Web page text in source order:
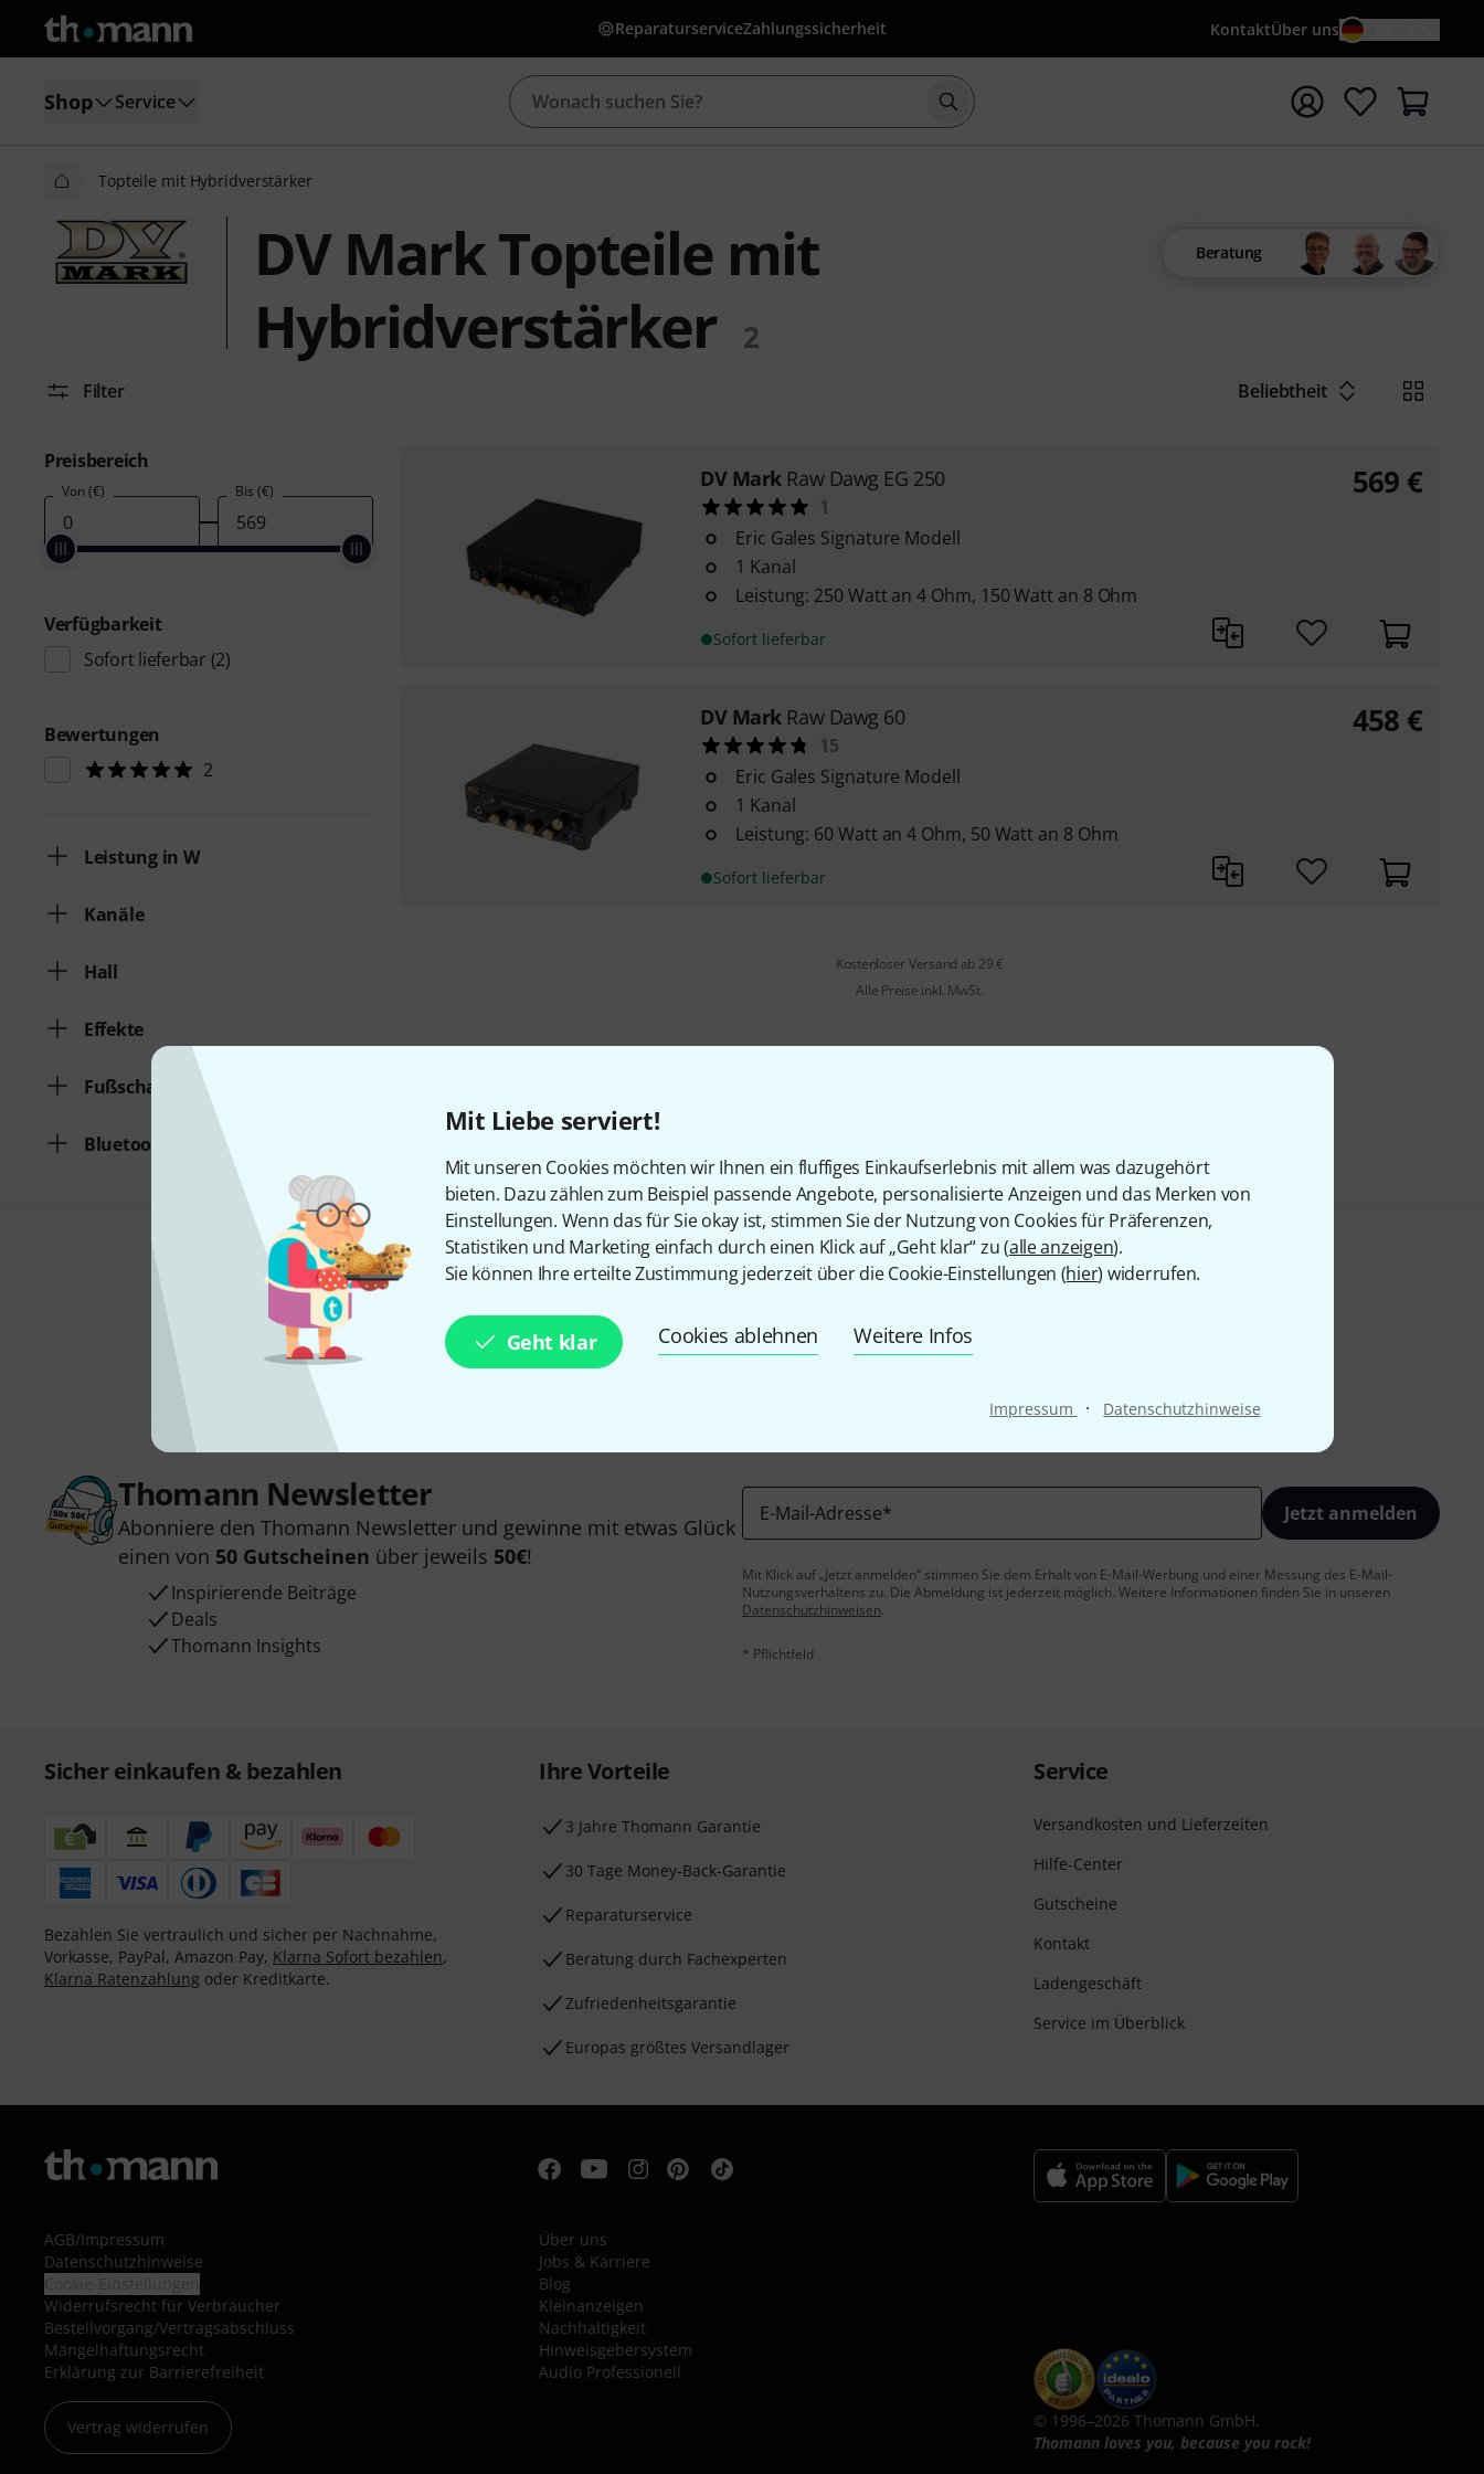
Mit Liebe serviert!
Mit unseren Cookies möchten wir Ihnen ein fluffiges Einkaufserlebnis mit allem was dazugehört
bieten. Dazu zählen zum Beispiel passende Angebote, personalisierte Anzeigen und das Merken von
Einstellungen. Wenn das für Sie okay ist, stimmen Sie der Nutzung von Cookies für Präferenzen,
Statistiken und Marketing einfach durch einen Klick auf „Geht klar“ zu (alle anzeigen).
Sie können Ihre erteilte Zustimmung jederzeit über die Cookie-Einstellungen (hier) widerrufen.
Geht klar Cookies ablehnen Weitere Infos
Impressum · Datenschutzhinweise
ReparaturserviceZahlungssicherheit KontaktÜber uns
Shop Service Suche mit Suchwort {searchTerm} starten
Topteile mit Hybridverstärker
DV Mark Topteile mit
Hybridverstärker
2
Beratung
Filter Beliebtheit
Preisbereich
Von (€) Bis (€)
Verfügbarkeit
Sofort lieferbar (2)
Bewertungen
2
Leistung in W
Kanäle
Hall
Effekte
Fußschalter
Bluetooth
DV Mark Raw Dawg EG 250
1
Eric Gales Signature Modell
1 Kanal
Leistung: 250 Watt an 4 Ohm, 150 Watt an 8 Ohm
Sofort lieferbar
569 €
DV Mark Raw Dawg 60
15
Eric Gales Signature Modell
1 Kanal
Leistung: 60 Watt an 4 Ohm, 50 Watt an 8 Ohm
Sofort lieferbar
458 €
Kostenloser Versand ab 29 €
Alle Preise inkl. MwSt.
Gefällt Ihnen, was Sie sehen?
Teilen Hilfe & Feedback
Thomann Newsletter
Abonniere den Thomann Newsletter und gewinne mit etwas Glück
einen von 50 Gutscheinen über jeweils 50€!
Inspirierende Beiträge
Deals
Thomann Insights
E-Mail-Adresse* Jetzt anmelden
Mit Klick auf „Jetzt anmelden“ stimmen Sie dem Erhalt von E-Mail-Werbung und einer Messung des E-Mail-
Nutzungsverhaltens zu. Die Abmeldung ist jederzeit möglich. Weitere Informationen finden Sie in unseren
Datenschutzhinweisen.
* Pflichtfeld
Sicher einkaufen & bezahlen
Bezahlen Sie vertraulich und sicher per Nachnahme,
Vorkasse, PayPal, Amazon Pay, Klarna Sofort bezahlen,
Klarna Ratenzahlung oder Kreditkarte.
Ihre Vorteile
3 Jahre Thomann Garantie
30 Tage Money-Back-Garantie
Reparaturservice
Beratung durch Fachexperten
Zufriedenheitsgarantie
Europas größtes Versandlager
Service
Versandkosten und Lieferzeiten
Hilfe-Center
Gutscheine
Kontakt
Ladengeschäft
Service im Überblick
AGB/Impressum
Datenschutzhinweise
Widerrufsrecht für Verbraucher
Bestellvorgang/Vertragsabschluss
Mängelhaftungsrecht
Erklärung zur Barrierefreiheit
Vertrag widerrufen
Über uns
Jobs & Karriere
Blog
Kleinanzeigen
Nachhaltigkeit
Hinweisgebersystem
Audio Professionell
© 1996–2026 Thomann GmbH.
Thomann loves you, because you rock!